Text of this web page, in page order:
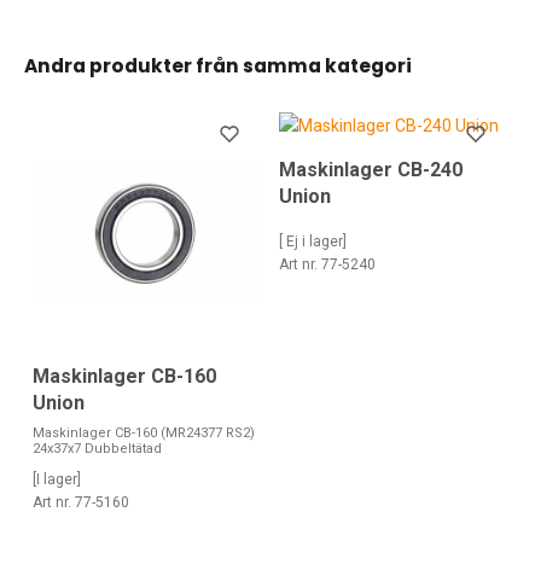
Andra produkter från samma kategori
Maskinlager CB-160
Union
Maskinlager CB-160 (MR24377 RS2)
24x37x7 Dubbeltätad
[I lager]
Art nr. 77-5160
Maskinlager CB-240
Union
[ Ej i lager]
Art nr. 77-5240